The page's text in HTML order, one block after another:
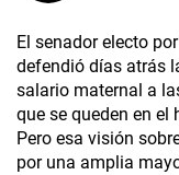
El senador electo
defendió días atrás
salario maternal a
que se queden en el
Pero esa visión
por una amplia